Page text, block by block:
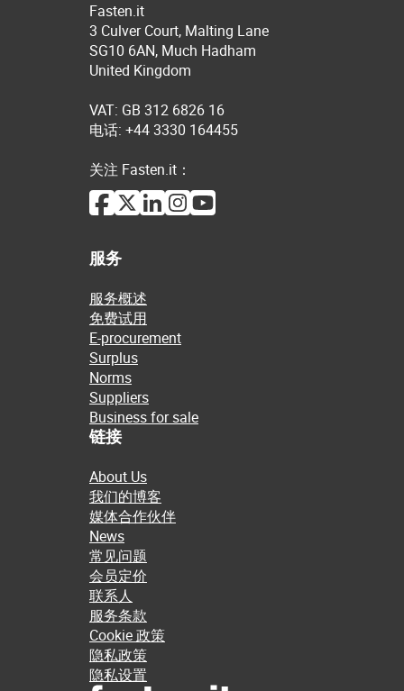
Fasten.it
3 Culver Court, Malting Lane
SG10 6AN, Much Hadham
United Kingdom
VAT: GB 312 6826 16
电话: +44 3330 164455
关注 Fasten.it：
服务
服务概述
免费试用
E-procurement
Surplus
Norms
Suppliers
Business for sale
链接
About Us
我们的博客
媒体合作伙伴
News
常见问题
会员定价
联系人
服务条款
Cookie 政策
隐私政策
隐私设置